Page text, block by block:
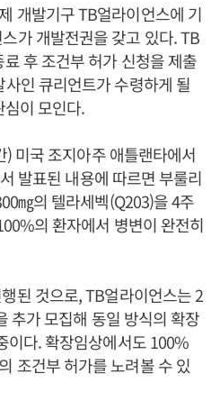
개발기구 TB얼라이언스에 기
가 개발전권을 갖고 있다. TB
후 조건부 허가 신청을 제출
인 큐리언트가 수령하게 될
심이 모인다.
미국 조지아주 애틀랜타에서
발표된 내용에 따르면 부룰리
㎎의 텔라세벡(Q203)을 4주
의 환자에서 병변이 완전히
된 것으로, TB얼라이언스는 2
추가 모집해 동일 방식의 확장
이다. 확장임상에서도 100%
조건부 허가를 노려볼 수 있